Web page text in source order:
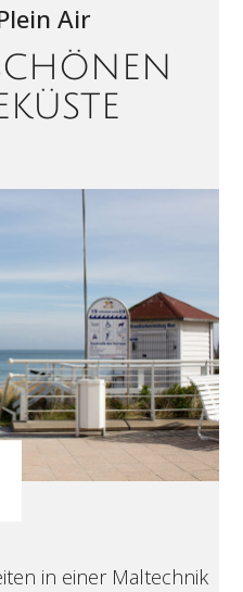
Air
in einer Maltechnik